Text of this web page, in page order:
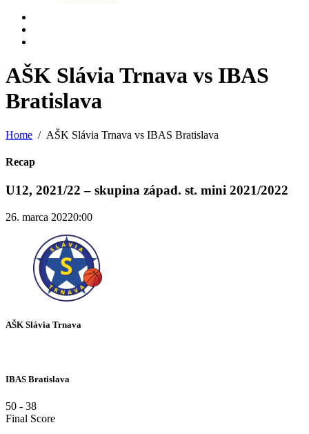
AŠK Slávia Trnava vs IBAS
Bratislava
Home AŠK Slávia Trnava vs IBAS Bratislava
Recap
U12, 2021/22 – skupina západ. st. mini 2021/2022
26. marca 20220:00
AŠK Slávia Trnava
IBAS Bratislava
50 - 38
Final Score